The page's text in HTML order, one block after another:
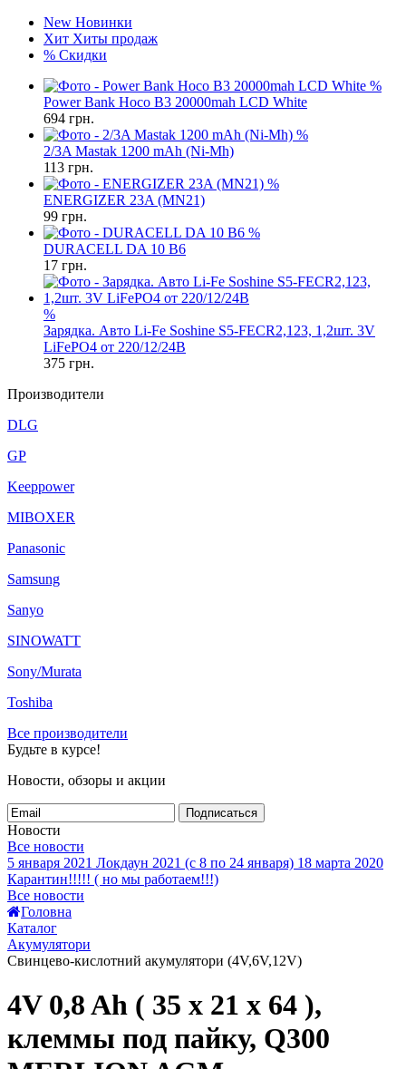
New Новинки
Хит Хиты продаж
% Скидки
%
Power Bank Hoco B3 20000mah LCD White
694 грн.
%
2/3A Mastak 1200 mAh (Ni-Mh)
113 грн.
%
ENERGIZER 23A (MN21)
99 грн.
%
DURACELL DA 10 B6
17 грн.
%
Зарядка. Авто Li-Fe Soshine S5-FECR2,123, 1,2шт. 3V
LiFePO4 от 220/12/24В
375 грн.
Производители
DLG
GP
Keeppower
MIBOXER
Panasonic
Samsung
Sanyo
SINOWATT
Sony/Murata
Toshiba
Все производители
Будьте в курсе!
Новости, обзоры и акции
Подписаться
Новости
Все новости
5 января 2021 Локдаун 2021 (с 8 по 24 января) 18 марта 2020
Карантин!!!!! ( но мы работаем!!!)
Все новости
Головна
Каталог
Акумулятори
Свинцево-кислотний акумулятори (4V,6V,12V)
4V 0,8 Ah ( 35 x 21 x 64 ),
клеммы под пайку, Q300